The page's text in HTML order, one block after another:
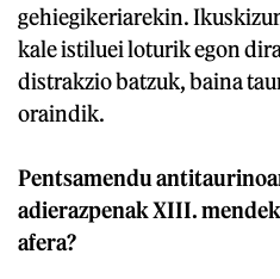
gehiegikeriarekin.
kale istiluei loturik egon
distrakzio batzuk, baina
oraindik.
Pentsamendu
adierazpenak XIII.
afera?